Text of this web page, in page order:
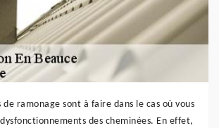
ramonage sont à faire dans le cas où vous
des cheminées. En effet,